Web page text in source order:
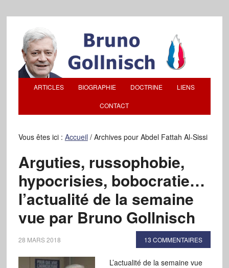
ARTICLES BIOGRAPHIE DOCTRINE LIENS
CONTACT
Vous êtes ici : Accueil /Archives pour Abdel Fattah Al-Sissi
Arguties, russophobie,
hypocrisies, bobocratie…
l’actualité de la semaine
vue par Bruno Gollnisch
28 MARS 2018 13 COMMENTAIRES
L’actualité de la semaine vue